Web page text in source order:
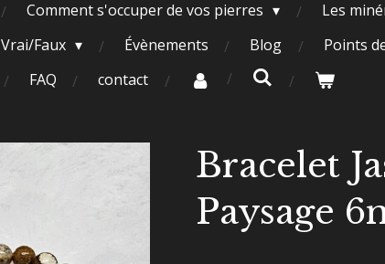
Comment s'occuper de vos pierres
Les
Vrai/Faux Évènements Blog Points
FAQ
contact
Bracelet
Paysage